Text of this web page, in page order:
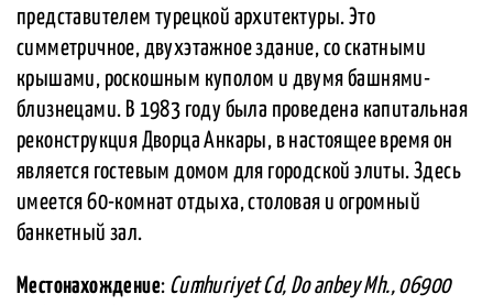
представителем турецкой архитектуры. Это
симметричное, двухэтажное здание, со скатными
крышами, роскошным куполом и двумя башнями-
близнецами. В 1983 году была проведена капитальная
реконструкция Дворца Анкары, в настоящее время он
является гостевым домом для городской элиты. Здесь
имеется 60-комнат отдыха, столовая и огромный
банкетный зал.
Местонахождение: Cumhuriyet Cd, Do anbey Mh., 06900